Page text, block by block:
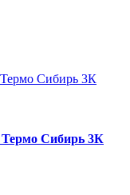
Термо Сибирь 3К